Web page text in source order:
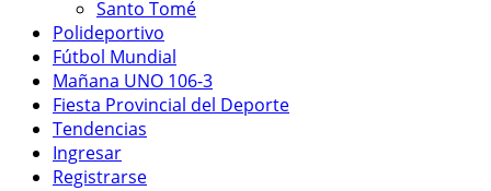
Santo Tomé
Polideportivo
Fútbol Mundial
Mañana UNO 106-3
Fiesta Provincial del Deporte
Tendencias
Ingresar
Registrarse